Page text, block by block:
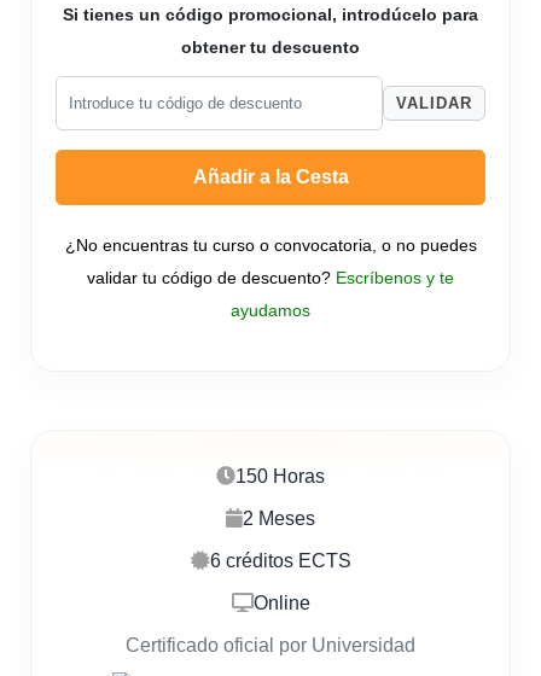
150 Horas
2 Meses
6 créditos ECTS
Online
Certificado oficial por Universidad
Si tienes un código promocional, introdúcelo para
obtener tu descuento
VALIDAR
Añadir a la Cesta
¿No encuentras tu curso o convocatoria, o no puedes
validar tu código de descuento? Escríbenos y te
ayudamos